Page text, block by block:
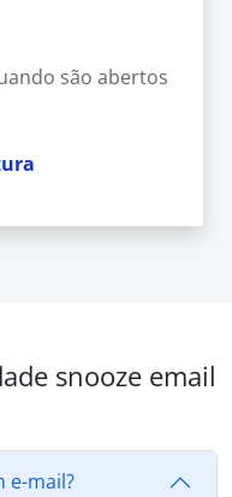
são abertos
snooze email
e-mail?